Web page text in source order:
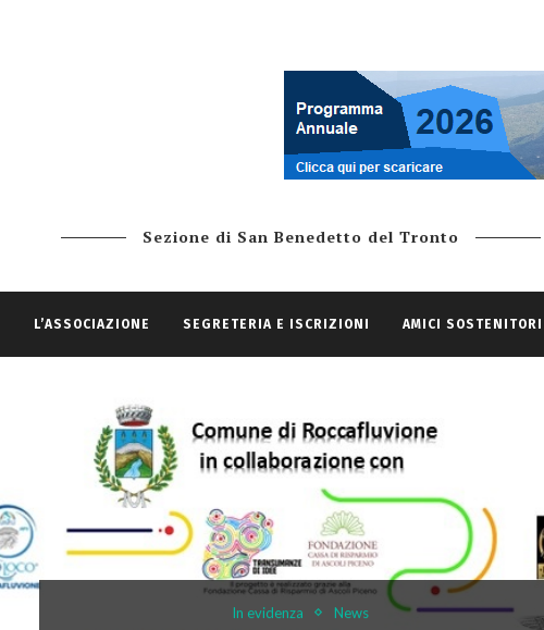
Sezione di San Benedetto del Tronto
L’ASSOCIAZIONE SEGRETERIA E ISCRIZIONI AMICI SOSTENITORI
In evidenza News